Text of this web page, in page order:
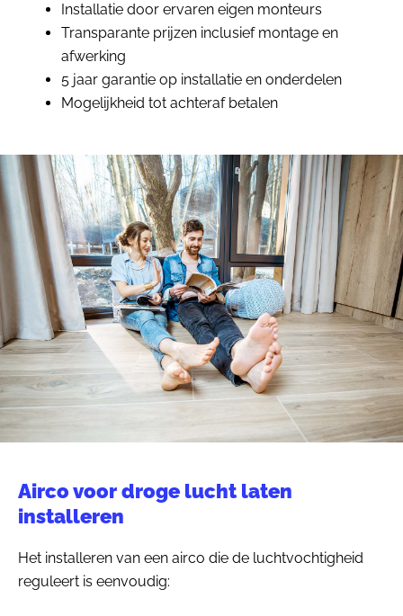
Installatie door ervaren eigen monteurs
Transparante prijzen inclusief montage en
afwerking
5 jaar garantie op installatie en onderdelen
Mogelijkheid tot achteraf betalen
Airco voor droge lucht laten
installeren
Het installeren van een airco die de luchtvochtigheid
reguleert is eenvoudig: